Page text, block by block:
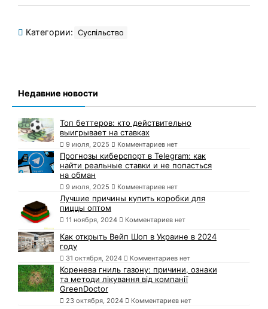
Категории: Суспільство
Недавние новости
Топ беттеров: кто действительно
выигрывает на ставках
9 июля, 2025 Комментариев нет
Прогнозы киберспорт в Telegram: как
найти реальные ставки и не попасться
на обман
9 июля, 2025 Комментариев нет
Лучшие причины купить коробки для
пиццы оптом
11 ноября, 2024 Комментариев нет
Как открыть Вейп Шоп в Украине в 2024
году
31 октября, 2024 Комментариев нет
Коренева гниль газону: причини, ознаки
та методи лікування від компанії
GreenDoctor
23 октября, 2024 Комментариев нет